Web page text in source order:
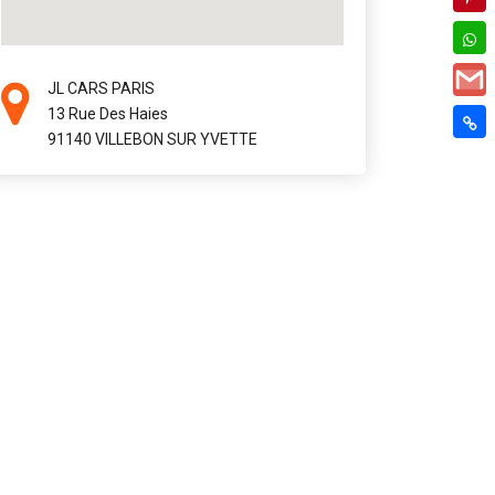
JL CARS PARIS
13 Rue Des Haies
91140 VILLEBON SUR YVETTE